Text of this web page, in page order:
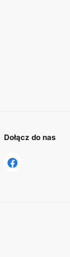
Dołącz do nas